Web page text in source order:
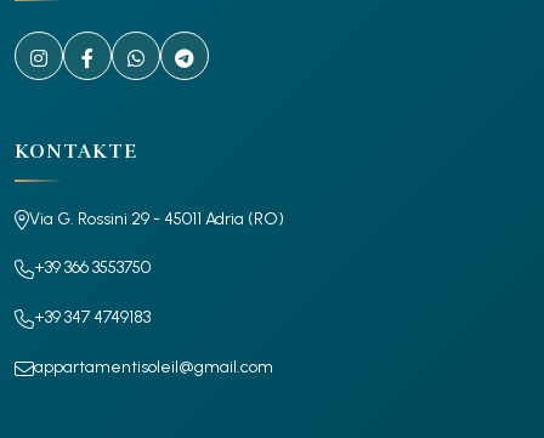
KONTAKTE
Via G. Rossini 29 - 45011 Adria (RO)
+39 366 3553750
+39 347 4749183
appartamentisoleil@gmail.com